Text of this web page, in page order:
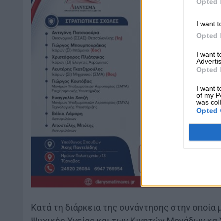
I want
Opted
I want
Opted
I want
of my
was
Opted
Κατά τη διάρκεια της συνάντησης στην